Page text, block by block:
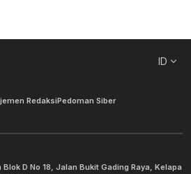
ID
RedaksiPedoman Siber
D No 18, Jalan Bukit Gading Raya, Kelapa